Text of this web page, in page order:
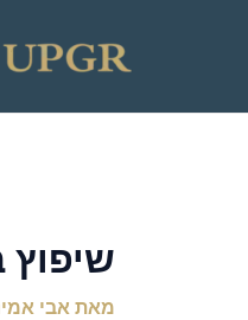
שיפוץ
מאת אבי
navigation